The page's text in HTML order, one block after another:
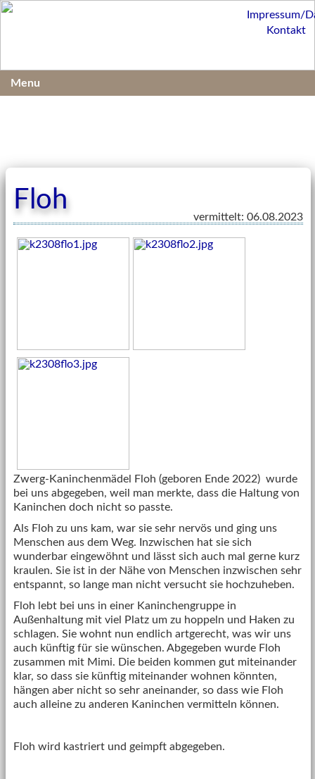
Floh
vermittelt: 06.08.2023
Zwerg-Kaninchenmädel Floh (geboren Ende 2022) wurde
bei uns abgegeben, weil man merkte, dass die Haltung von
Kaninchen doch nicht so passte.
Als Floh zu uns kam, war sie sehr nervös und ging uns
Menschen aus dem Weg. Inzwischen hat sie sich
wunderbar eingewöhnt und lässt sich auch mal gerne kurz
kraulen. Sie ist in der Nähe von Menschen inzwischen sehr
entspannt, so lange man nicht versucht sie hochzuheben.
Floh lebt bei uns in einer Kaninchengruppe in
Außenhaltung mit viel Platz um zu hoppeln und Haken zu
schlagen. Sie wohnt nun endlich artgerecht, was wir uns
auch künftig für sie wünschen. Abgegeben wurde Floh
zusammen mit Mimi. Die beiden kommen gut miteinander
klar, so dass sie künftig miteinander wohnen könnten,
hängen aber nicht so sehr aneinander, so dass wie Floh
auch alleine zu anderen Kaninchen vermitteln können.
Floh wird kastriert und geimpft abgegeben.
Impressum/
Kontakt
Menu